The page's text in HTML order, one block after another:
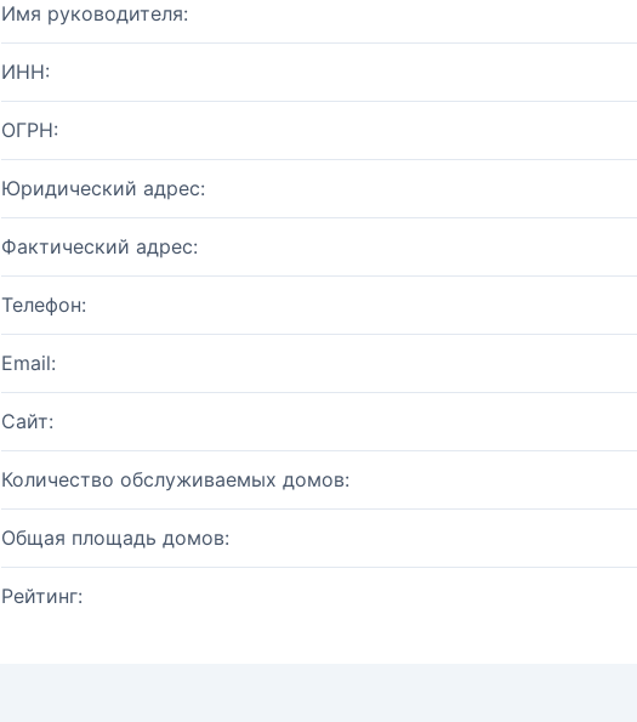
Имя руководителя:
ИНН:
ОГРН:
Юридический адрес:
Фактический адрес:
Телефон:
Email:
Сайт:
Количество обслуживаемых домов:
Общая площадь домов:
Рейтинг: